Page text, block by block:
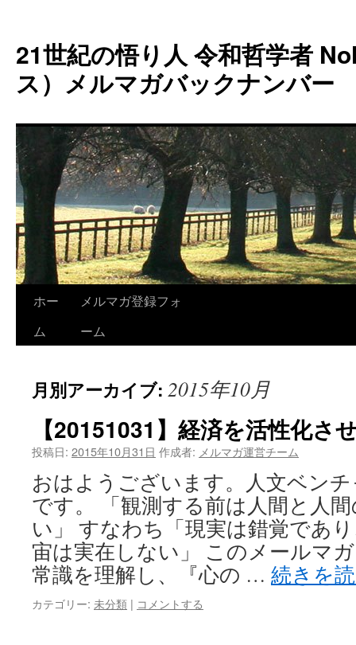
テ
ン
ツ
へ
キ
ッ
プ
21世紀の悟り人 令和哲学者
ス）メルマガバックナンバー
ホー
ム
メルマガ登録フォ
ーム
月別アーカイブ: 2015年10月
【20151031】経済を活性化さ
投稿日: 2015年10月31日 作成者: メルマガ運営チーム
おはようございます。人文ベンチ
です。 「観測する前は人間と人
い」 すなわち「現実は錯覚であ
宙は実在しない」 このメールマ
常識を理解し、『心の … 続きを
カテゴリー: 未分類 | コメントする